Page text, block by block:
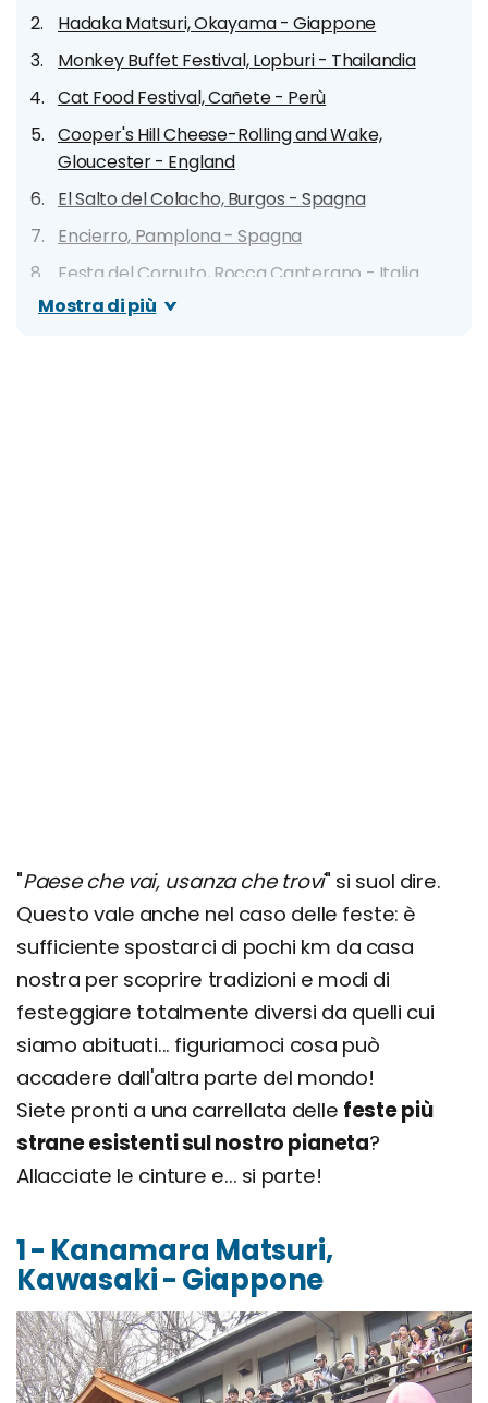
Hadaka Matsuri, Okayama - Giappone
Monkey Buffet Festival, Lopburi - Thailandia
Cat Food Festival, Cañete - Perù
Cooper's Hill Cheese-Rolling and Wake,
Gloucester - England
El Salto del Colacho, Burgos - Spagna
Encierro, Pamplona - Spagna
Festa del Cornuto, Rocca Canterano - Italia
Ballu di li Diavuli, Prizzi - Italia
Mostra di più
"Paese che vai, usanza che trovi" si suol dire.
Questo vale anche nel caso delle feste: è
sufficiente spostarci di pochi km da casa
nostra per scoprire tradizioni e modi di
festeggiare totalmente diversi da quelli cui
siamo abituati... figuriamoci cosa può
accadere dall'altra parte del mondo!
Siete pronti a una carrellata delle feste più
strane esistenti sul nostro pianeta?
Allacciate le cinture e... si parte!
1 - Kanamara Matsuri,
Kawasaki - Giappone